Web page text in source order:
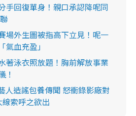
手回復單身！親口承認降呢同
場外生圖被指高下立見！呢一
血充盈」
著泳衣照放題！胸前解放事業
！
人造謠包養傳聞 怒衝錄影廠對
索呼之欲出